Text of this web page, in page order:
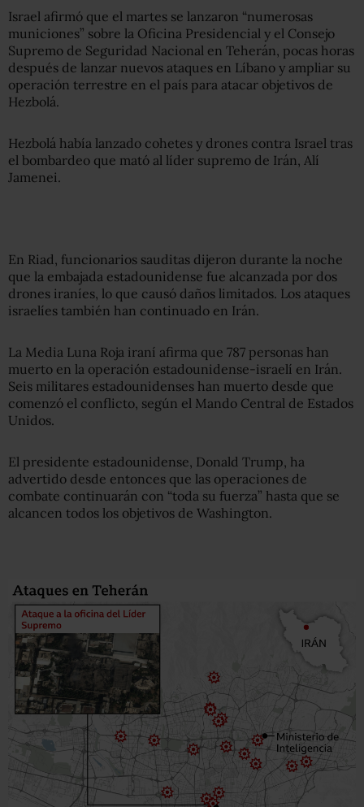
Israel afirmó que el martes se lanzaron “numerosas
municiones” sobre la Oficina Presidencial y el Consejo
Supremo de Seguridad Nacional en Teherán, pocas horas
después de lanzar nuevos ataques en Líbano y ampliar su
operación terrestre en el país para atacar objetivos de
Hezbolá.
Hezbolá había lanzado cohetes y drones contra Israel tras
el bombardeo que mató al líder supremo de Irán, Alí
Jamenei.
En Riad, funcionarios sauditas dijeron durante la noche
que la embajada estadounidense fue alcanzada por dos
drones iraníes, lo que causó daños limitados. Los ataques
israelíes también han continuado en Irán.
La Media Luna Roja iraní afirma que 787 personas han
muerto en la operación estadounidense-israelí en Irán.
Seis militares estadounidenses han muerto desde que
comenzó el conflicto, según el Mando Central de Estados
Unidos.
El presidente estadounidense, Donald Trump, ha
advertido desde entonces que las operaciones de
combate continuarán con “toda su fuerza” hasta que se
alcancen todos los objetivos de Washington.